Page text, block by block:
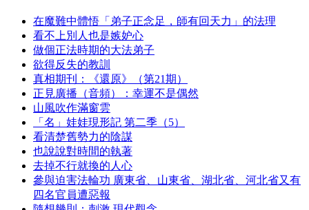
在魔難中體悟「弟子正念足，師有回天力」的法理
看不上別人也是嫉妒心
做個正法時期的大法弟子
欲得反失的教訓
真相期刊：《還原》（第21期）
正見廣播（音頻）：幸運不是偶然
山風吹作滿窗雲
「名」娃娃現形記 第二季（5）
看清楚舊勢力的陰謀
也說說對時間的執著
去掉不行就換的人心
參與迫害法輪功 廣東省、山東省、湖北省、河北省又有
四名官員遭惡報